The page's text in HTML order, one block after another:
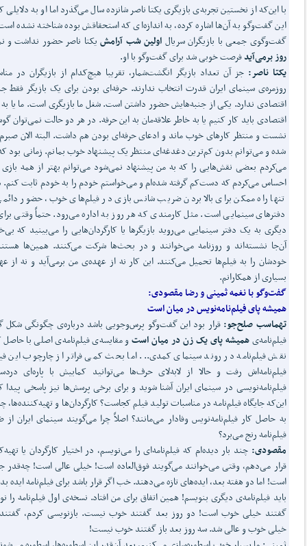
با این‌که از نخستین تجربه‌ی بازیگری یکتا ناصر شانزده سال می‌گذرد اما او به دلایلی
این گفت‌وگو به آن‌ها اشاره کرده، به اندازه‌ای که استحقاقش بوده شناخته نشده
گفت‌وگوی جمعی با بازیگران سریال اولین شب آرامشیکتا ناصر حضور نداشت و
روز برمی‌آیدفرصت خوبی شد برای گفت‌وگو با او.
یکتا ناصر: جز آن تعداد بازیگر انگشت‌شمار، تقریبا هیچ‌کدام از بازیگران در
روزمره‌ی سینمای ایران قدرت انتخاب ندارند. حرفه‌ای بودن برای یک بازیگر فقط
اقتصادی ندارد. یکی از جنبه‌هایش حضور داشتن است. شغل ما بازیگری است. ما یا
اقتصادی باید کار کنیم یا به خاطر علاقه‌مان به این حرفه. در هر دو حالت نمی‌توان
نشست و منتظر کارهای خوب ماند و ادعای حرفه‌ای بودن هم داشت. البته الان
شده و می‌توانم بدون کم‌ترین دغدغه‌ای منتظر یک پیشنهاد خوب بمانم. زمانی بود
می‌کردم بعضی نقش‌هایی را که به من پیشنهاد نمی‌شود می‌توانم بهتر از همه
احساس می‌کردم که دست‌کم گرفته شده‌ام و می‌خواستم خودم را به خودم ثابت کنم.
تنها راه ممکن برای بالا بردن ضریب شانس بازی در فیلم‌های خوب، حضور
دفترهای سینمایی است. مثل کارمندی که هر روز به اداره می‌رود. حتماً وقتی
دیگری به یک دفتر سینمایی می‌روید بازیگرها یا کارگردان‌هایی را می‌بینید که
آن‌جا نشسته‌اند و روزنامه می‌خوانند و در بحث‌ها شرکت می‌کنند. همین‌ها
خودشان را به فیلم‌ها تحمیل می‌کنند. این کار نه از عهده‌ی من برمی‌آید و نه از
بسیاری از همکارانم.
گفت‌وگو بانغمه ثمینیو رضا مقصودی:
همیشه پای فیلم‌نامه‌نویس در میان است
تهماسب صلح‌جو: قرار بود این گفت‌وگو پرس‌وجویی باشد درباره‌ی چگونگی شکل
فیلم‌نامه‌یهمیشه پای یک زن در میان است و مقایسه‌ی فیلم‌نامه‌ی اصلی با حاصل
نقش فیلم‌نامه در روند سینمای کمدی... اما بحث کمی فراتر از چارچوب این
فیلم‌نامه‌اش رفت و حالا از لابه‌لای حرف‌ها می‌توانید کمابیش با پاره‌ای
فیلم‌نامه‌نویسی در سینمای ایران آشنا شوید و برای برخی پرسش‌ها نیز پاسخی پیدا
این‌که جایگاه فیلم‌نامه در مناسبات تولید فیلم کجاست؟ کارگردان‌ها و تهیه‌کننده‌ها،
به حاصل کار فیلم‌نامه‌نویس وفادار می‌مانند؟ اصلاً چرا می‌گویند سینمای ایران
فیلم‌نامه رنج می‌برد؟
مقصودی: چند بار دیده‌ام که فیلم‌نامه‌ای را می‌نویسم، در اختیار کارگردان یا
قرار می‌دهم، وقتی می‌خوانند می‌گویند فوق‌العاده است! خیلی عالی است! چه‌قدر
است! اما دو هفته بعد، ایده‌های تازه می‌دهند. خب اگر قرار باشد برای فیلم‌نامه ایده
باید فیلم‌نامه‌ی دیگری بنویسم! همین اتفاق برای من افتاد. نسخه‌ی اول فیلم‌نامه را
گفتند خیلی خوب است! دو روز بعد گفتند خوب نیست. بازنویسی کردم، گفتند
خیلی خوب و عالی شد. سه روز بعد باز گفتند خوب نیست!